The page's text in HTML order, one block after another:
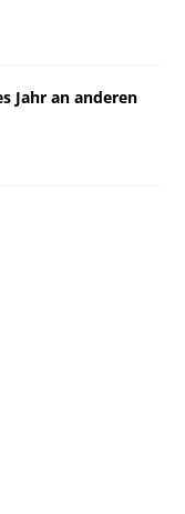
Jahr an anderen